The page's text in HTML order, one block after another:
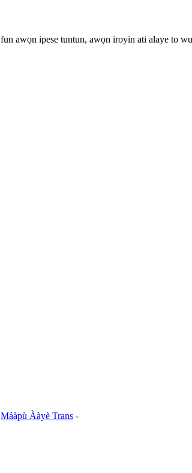
awọn ipese tuntun, awọn iroyin ati alaye to
Máàpù Ààyè Trans -